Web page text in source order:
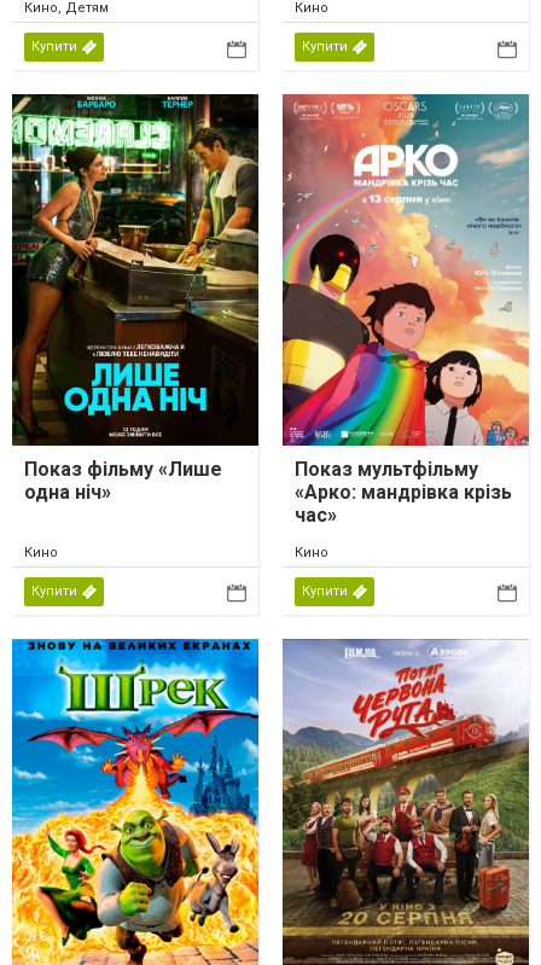
Кино, Детям
Купити
Кино
Купити
Показ фільму «Лише
одна ніч»
Кино
Купити
Показ мультфільму
«Арко: мандрівка крізь
час»
Кино
Купити